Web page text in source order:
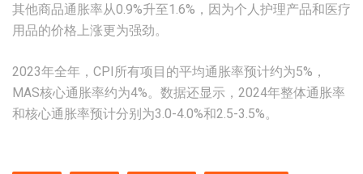
其他商品通胀率从0.9%升至1.6%，因为个人护理产品和医疗
用品的价格上涨更为强劲。
2023年全年，CPI所有项目的平均通胀率预计约为5%，
MAS核心通胀率约为4%。数据还显示，2024年整体通胀率
和核心通胀率预计分别为3.0-4.0%和2.5-3.5%。